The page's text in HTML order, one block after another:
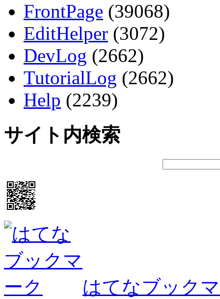
FrontPage (39068)
EditHelper (3072)
DevLog (2662)
TutorialLog (2662)
Help (2239)
サイト内検索
はてなブック